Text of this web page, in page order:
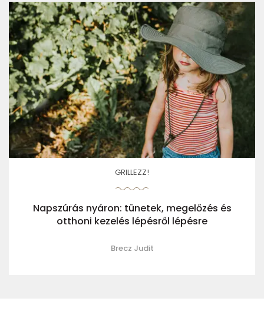
GRILLEZZ!
Napszúrás nyáron: tünetek, megelőzés és
otthoni kezelés lépésről lépésre
Brecz Judit